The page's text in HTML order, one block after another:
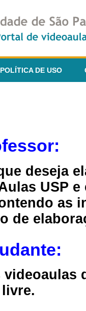
POLÍTICA DE USO
deseja
USP
as
de